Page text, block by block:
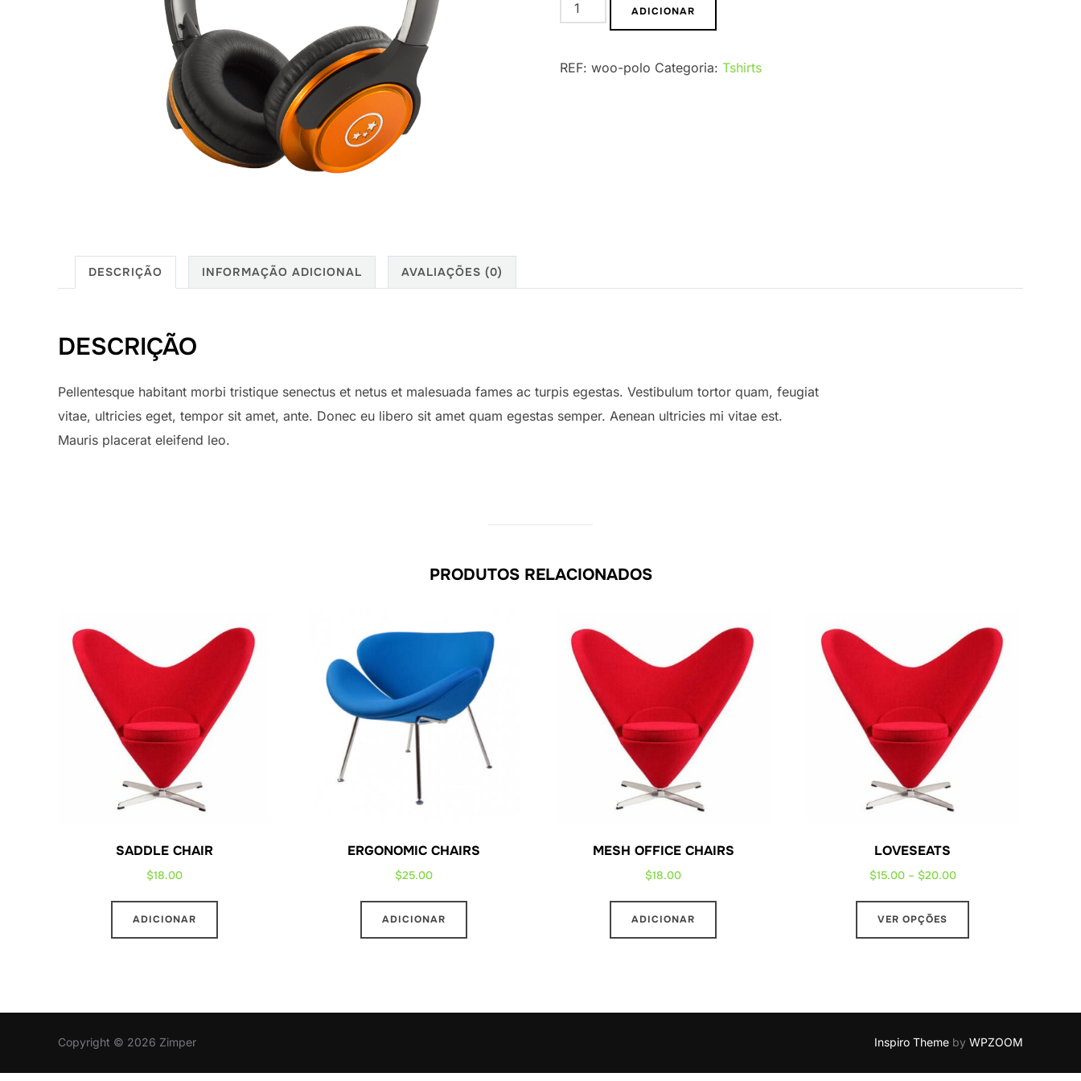
Quantidade
de
Chairs
ADICIONAR
REF: woo-polo Categoria: Tshirts
DESCRIÇÃO INFORMAÇÃO ADICIONAL AVALIAÇÕES (0)
DESCRIÇÃO
Pellentesque habitant morbi tristique senectus et netus et malesuada fames ac turpis egestas. Vestibulum tortor quam, feugiat
vitae, ultricies eget, tempor sit amet, ante. Donec eu libero sit amet quam egestas semper. Aenean ultricies mi vitae est.
Mauris placerat eleifend leo.
PRODUTOS RELACIONADOS
SADDLE CHAIR
$18.00
ADICIONAR
ERGONOMIC CHAIRS
$25.00
ADICIONAR
MESH OFFICE CHAIRS
$18.00
ADICIONAR
LOVESEATS
$15.00 – $20.00Price
VER OPÇÕES
This
The
options
Copyright © 2026 Zimper Inspiro Theme by WPZOOM